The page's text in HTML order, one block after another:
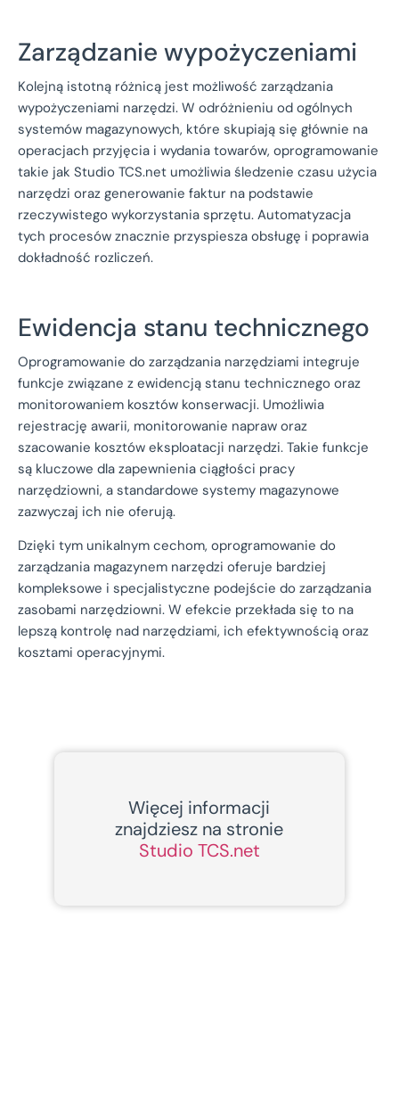
Zarządzanie wypożyczeniami
Kolejną istotną różnicą jest możliwość zarządzania
wypożyczeniami narzędzi. W odróżnieniu od ogólnych
systemów magazynowych, które skupiają się głównie na
operacjach przyjęcia i wydania towarów, oprogramowanie
takie jak Studio TCS.net umożliwia śledzenie czasu użycia
narzędzi oraz generowanie faktur na podstawie
rzeczywistego wykorzystania sprzętu. Automatyzacja
tych procesów znacznie przyspiesza obsługę i poprawia
dokładność rozliczeń.
Ewidencja stanu technicznego
Oprogramowanie do zarządzania narzędziami integruje
funkcje związane z ewidencją stanu technicznego oraz
monitorowaniem kosztów konserwacji. Umożliwia
rejestrację awarii, monitorowanie napraw oraz
szacowanie kosztów eksploatacji narzędzi. Takie funkcje
są kluczowe dla zapewnienia ciągłości pracy
narzędziowni, a standardowe systemy magazynowe
zazwyczaj ich nie oferują.
Dzięki tym unikalnym cechom, oprogramowanie do
zarządzania magazynem narzędzi oferuje bardziej
kompleksowe i specjalistyczne podejście do zarządzania
zasobami narzędziowni. W efekcie przekłada się to na
lepszą kontrolę nad narzędziami, ich efektywnością oraz
kosztami operacyjnymi.
Więcej informacji
znajdziesz na stronie
Studio TCS.net